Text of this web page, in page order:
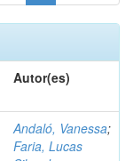
Autor(es)
Andaló, Vanessa;
Faria, Lucas